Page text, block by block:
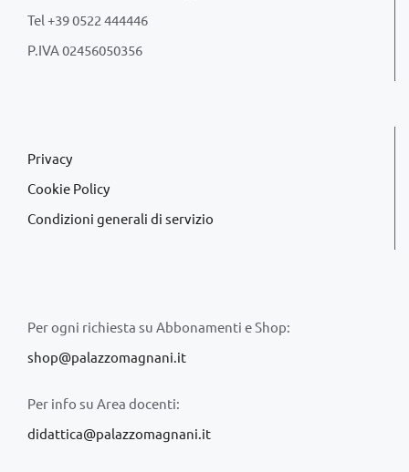
Tel +39 0522 444446
P.IVA 02456050356
Privacy
Cookie Policy
Condizioni generali di servizio
Per ogni richiesta su Abbonamenti e Shop:
shop@palazzomagnani.it
Per info su Area docenti:
didattica@palazzomagnani.it